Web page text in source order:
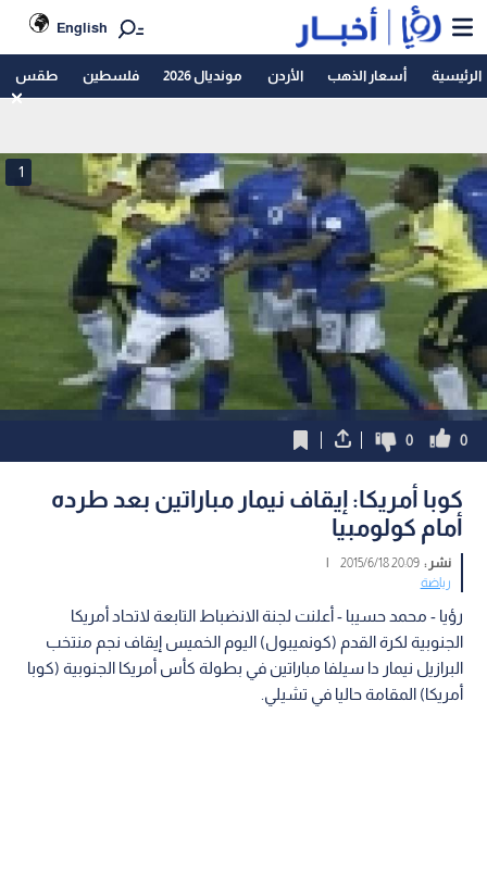
English
الرئيسية أسعار الذهب الأردن مونديال 2026 فلسطين طقس
1
0
0
كوبا أمريكا: إيقاف نيمار مباراتين بعد طرده
أمام كولومبيا
نشر :20:09 2015/6/18
|
رياضة
رؤيا - محمد حسيبا - أعلنت لجنة الانضباط التابعة لاتحاد أمريكا
الجنوبية لكرة القدم (كونميبول) اليوم الخميس إيقاف نجم منتخب
البرازيل نيمار دا سيلفا مباراتين في بطولة كأس أمريكا الجنوبية (كوبا
أمريكا) المقامة حاليا في تشيلي.